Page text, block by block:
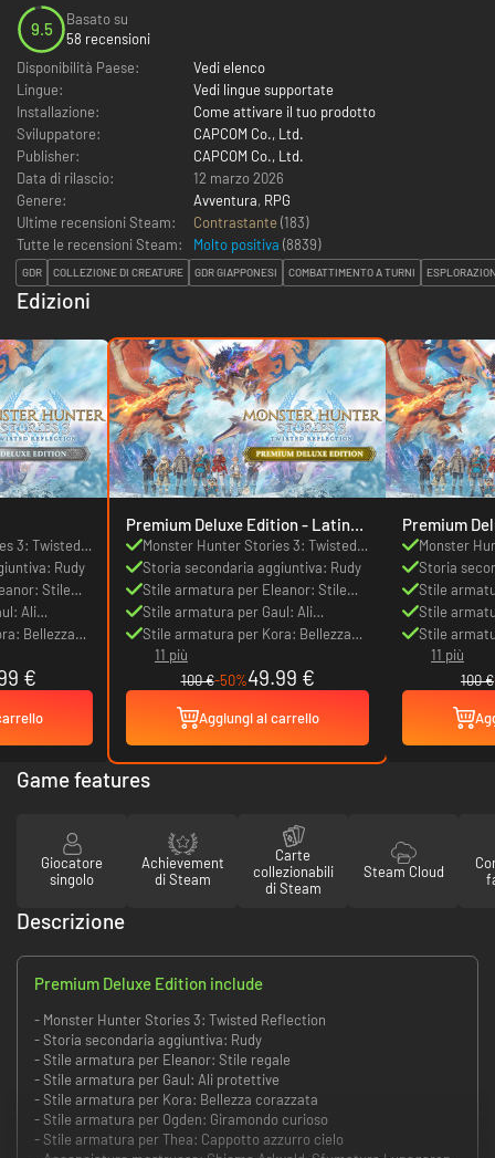
9.5
Basato su
58 recensioni
Disponibilità Paese:
Vedi elenco
Lingue:
Vedi lingue supportate
Installazione:
Come attivare il tuo prodotto
Sviluppatore:
CAPCOM Co., Ltd.
Publisher:
CAPCOM Co., Ltd.
Data di rilascio:
12 marzo 2026
Genere:
Avventura, RPG
Ultime recensioni Steam:
Contrastante (183)
Tutte le recensioni Steam:
Molto positiva (8839)
GDR COLLEZIONE DI CREATURE GDR GIAPPONESI COMBATTIMENTO A TURNI
Edizioni
3: Twisted
Rudy
Stile
Ali
Bellezza
€
Premium Deluxe Edition - Latin
America
Monster Hunter Stories 3: Twisted
Reflection
Storia secondaria aggiuntiva: Rudy
Stile armatura per Eleanor: Stile
regale
Stile armatura per Gaul: Ali
protettive
Stile armatura per Kora: Bellezza
corazzata
11 più
100 €-50%49.99 €
Aggiungi al carrello
Premium
America
Monster
Reflection
Storia
Stile
regale
Stile
protettive
Stile
corazzata
11 più
100 €
Game features
Giocatore
singolo
Achievement
di Steam
Carte
collezionabili
di Steam
Steam Cloud
Descrizione
Premium Deluxe Edition include
- Monster Hunter Stories 3: Twisted Reflection
- Storia secondaria aggiuntiva: Rudy
- Stile armatura per Eleanor: Stile regale
- Stile armatura per Gaul: Ali protettive
- Stile armatura per Kora: Bellezza corazzata
- Stile armatura per Ogden: Giramondo curioso
- Stile armatura per Thea: Cappotto azzurro cielo